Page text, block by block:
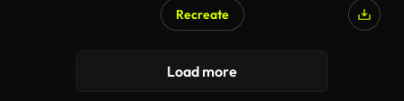
Recreate
Load more